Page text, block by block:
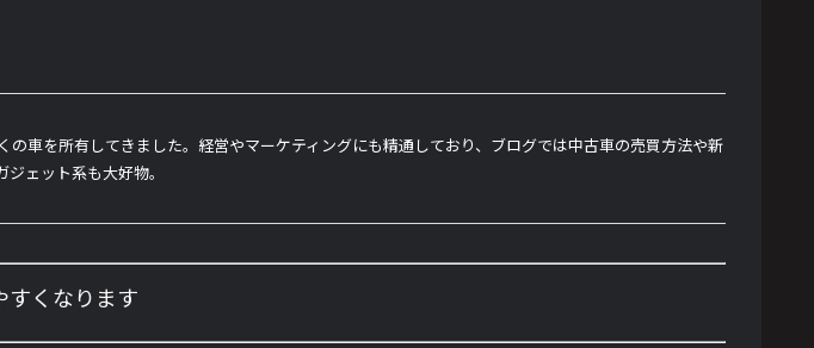
車を所有してきました。経営やマーケティングにも精通しており、ブログでは中古車の売買方法や新
ェット系も大好物。
すくなります